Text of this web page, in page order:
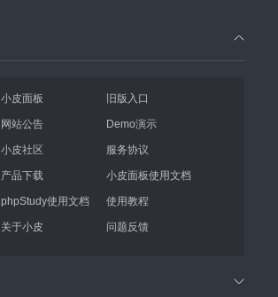
小皮面板 旧版入口
网站公告 Demo演示
小皮社区 服务协议
产品下载 小皮面板使用文档
phpStudy使用文档 使用教程
关于小皮 问题反馈